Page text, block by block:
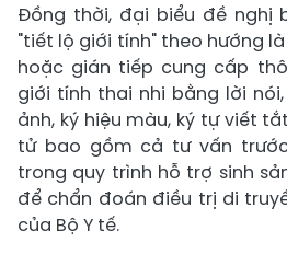
Đồng thời, đại biểu đề nghị
"tiết lộ giới tính" theo hướng
hoặc gián tiếp cung cấp
giới tính thai nhi bằng lời
ảnh, ký hiệu màu, ký tự viết
tử bao gồm cả tư vấn
trong quy trình hỗ trợ sinh
để chẩn đoán điều trị di
của Bộ Y tế.